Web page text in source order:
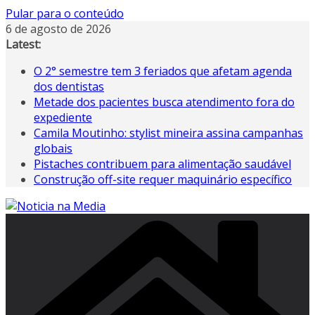
Pular para o conteúdo
6 de agosto de 2026
Latest:
O 2° semestre tem 3 feriados que afetam agenda
dos dentistas
Metade dos pacientes busca atendimento fora do
expediente
Camila Moutinho: stylist mineira assina campanhas
globais
Pistaches contribuem para alimentação saudável
Construção off-site requer maquinário específico